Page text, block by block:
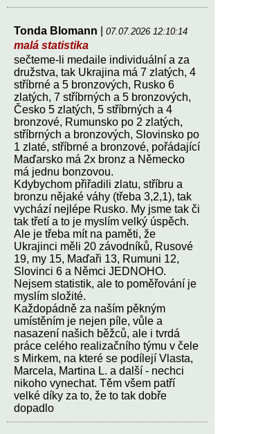
Tonda Blomann 07.07.2026 12:10:14
malá statistika
sečteme-li medaile individuální a za
družstva, tak Ukrajina má 7 zlatých, 4
stříbrné a 5 bronzových, Rusko 6
zlatých, 7 stříbrných a 5 bronzových,
Česko 5 zlatých, 5 stříbrných a 4
bronzové, Rumunsko po 2 zlatých,
stříbrných a bronzových, Slovinsko po
1 zlaté, stříbrné a bronzové, pořádající
Maďarsko má 2x bronz a Německo
má jednu bonzovou.
Kdybychom přiřadili zlatu, stříbru a
bronzu nějaké váhy (třeba 3,2,1), tak
vychází nejlépe Rusko. My jsme tak či
tak třetí a to je myslím velký úspěch.
Ale je třeba mít na paměti, že
Ukrajinci měli 20 závodníků, Rusové
19, my 15, Maďaři 13, Rumuni 12,
Slovinci 6 a Němci JEDNOHO.
Nejsem statistik, ale to poměřování je
myslím složité.
Každopádně za naším pěkným
umístěním je nejen píle, vůle a
nasazení našich běžců, ale i tvrdá
práce celého realizačního týmu v čele
s Mirkem, na které se podílejí Vlasta,
Marcela, Martina L. a další - nechci
nikoho vynechat. Těm všem patří
velké díky za to, že to tak dobře
dopadlo